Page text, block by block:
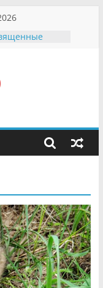
округа»
Интернет
крапчатые